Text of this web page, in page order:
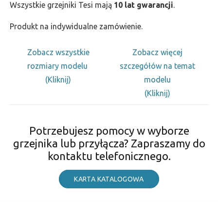
Wszystkie grzejniki Tesi mają 10 lat gwarancji.
Produkt na indywidualne zamówienie.
Zobacz wszystkie
rozmiary modelu
(Kliknij)
Zobacz więcej
szczegółów na temat
modelu
(Kliknij)
Potrzebujesz pomocy w wyborze
grzejnika lub przyłącza? Zapraszamy do
kontaktu telefonicznego.
KARTA KATALOGOWA